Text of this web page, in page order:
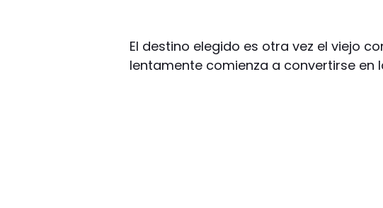
El destino elegido es otra vez el viejo
lentamente comienza a convertirse en